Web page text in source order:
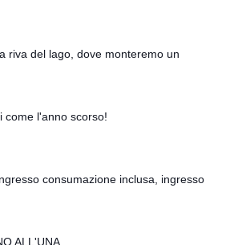
riva del lago, dove monteremo un
come l'anno scorso!
consumazione inclusa, ingresso
ALL'UNA.